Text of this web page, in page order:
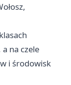
na czele
i środowisk